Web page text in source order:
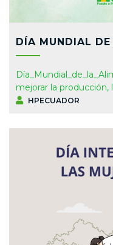
DÍA MUNDIAL
mejorar la producción,
HPECUADOR